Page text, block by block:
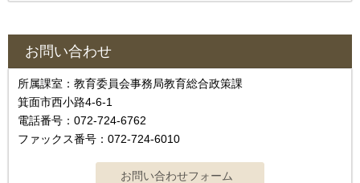
お問い合わせ
所属課室：教育委員会事務局教育総合政策課
箕面市西小路4‐6‐1
電話番号：072-724-6762
ファックス番号：072-724-6010